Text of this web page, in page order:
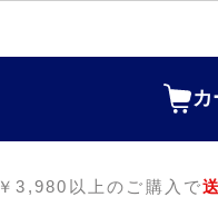
￥3,980以上のご購入で